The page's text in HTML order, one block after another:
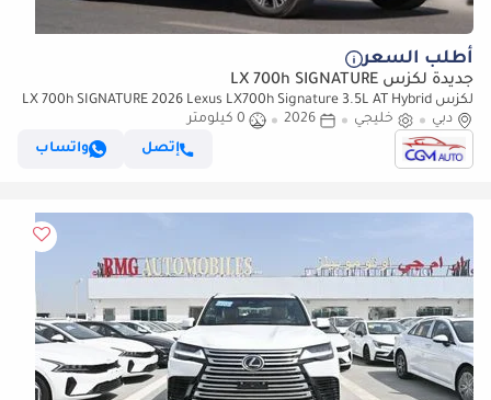
أطلب السعر
جديدة لكزس LX 700h SIGNATURE
لكزس LX 700h SIGNATURE 2026 Lexus LX700h Signature 3.5L AT Hybrid
07 Seaters With auto parking (Black)
دبي خليجي 2026
0 كيلومتر
إتصل
واتساب